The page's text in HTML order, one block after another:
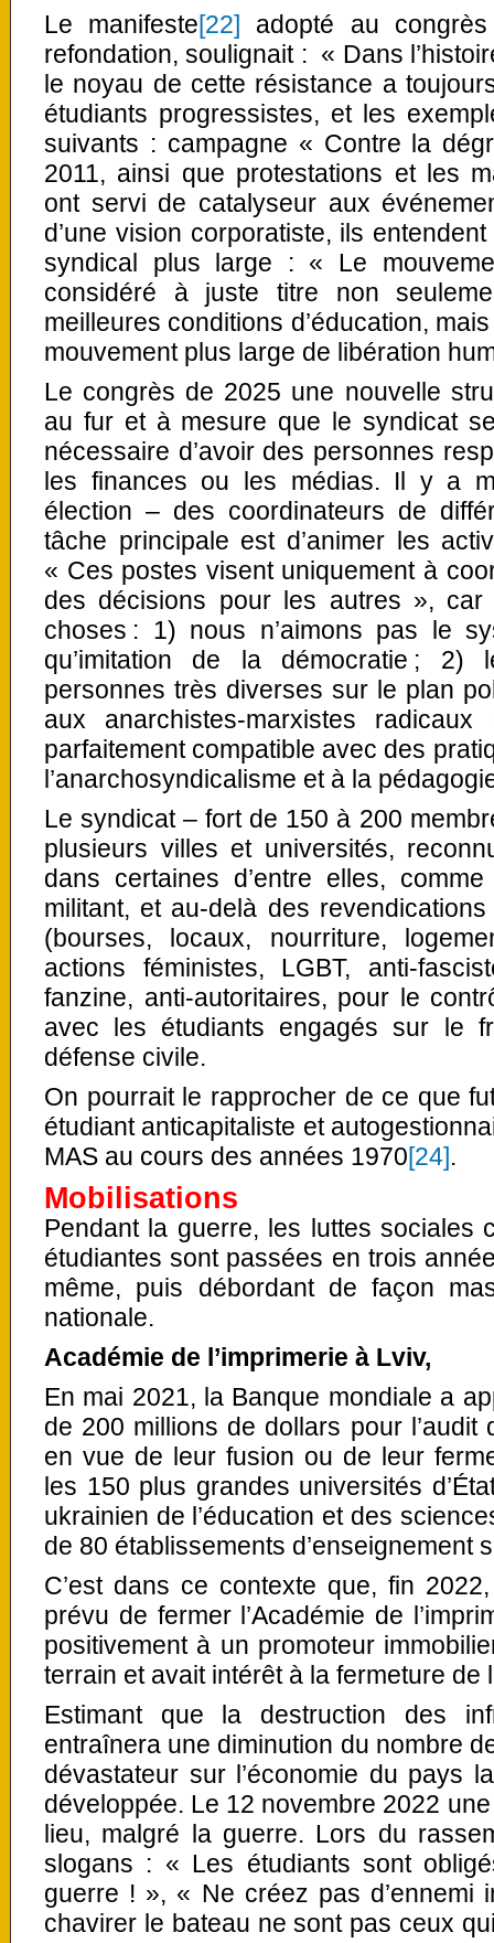
Le manifeste[22] adopté au
refondation, soulignait : « Dans
le noyau de cette résistance a
étudiants progressistes, et les
suivants : campagne « Contre la
2011, ainsi que protestations et les
ont servi de catalyseur aux
d’une vision corporatiste, ils
syndical plus large : « Le
considéré à juste titre non
meilleures conditions d’éducation,
mouvement plus large de libération
Le congrès de 2025 une nouvelle
au fur et à mesure que le syndicat
nécessaire d’avoir des personnes
les finances ou les médias. Il y a
élection – des coordinateurs de
tâche principale est d’animer les
« Ces postes visent uniquement à
des décisions pour les autres »,
choses : 1) nous n’aimons pas le
qu’imitation de la démocratie ; 2)
personnes très diverses sur le plan
aux anarchistes-marxistes radicaux
parfaitement compatible avec des
l’anarchosyndicalisme et à la
Le syndicat – fort de 150 à 200
plusieurs villes et universités,
dans certaines d’entre elles,
militant, et au-delà des
(bourses, locaux, nourriture,
actions féministes, LGBT, anti-
fanzine, anti-autoritaires, pour le
avec les étudiants engagés sur le
défense civile.
On pourrait le rapprocher de ce que
étudiant anticapitaliste et
MAS au cours des années 1970[24].
Mobilisations
Pendant la guerre, les luttes sociales
étudiantes sont passées en trois
même, puis débordant de façon
nationale.
Académie de l’imprimerie à Lviv,
En mai 2021, la Banque mondiale a
de 200 millions de dollars pour
en vue de leur fusion ou de leur
les 150 plus grandes universités
ukrainien de l’éducation et des
de 80 établissements d’enseignement
C’est dans ce contexte que, fin
prévu de fermer l’Académie de
positivement à un promoteur
terrain et avait intérêt à la fermeture de
Estimant que la destruction des
entraînera une diminution du nombre
dévastateur sur l’économie du pays
développée. Le 12 novembre 2022
lieu, malgré la guerre. Lors du
slogans : « Les étudiants sont
guerre ! », « Ne créez pas d’ennemi
chavirer le bateau ne sont pas ceux